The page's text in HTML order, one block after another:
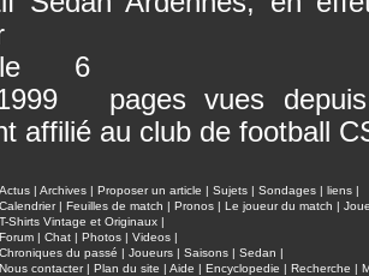
pages vues
affilié au club de football
Actus | Archives | Proposer un article | Sujets | Sondages | liens |
Calendrier| Feuilles de match | Pronos | Le joueur du match |
T-Shirts Vintage et Originaux |
Forum | Chat | Photos | Videos |
Chroniques du passé | Joueurs | Saisons | Sedan |
Nous contacter| Plan du site | Aide | Encyclopedie | Recherche |